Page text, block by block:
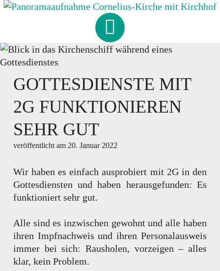
Skip
CORNELIUS
HAMBURG-FISCHBEK
GOTTESDIENSTE MIT
2G FUNKTIONIEREN
SEHR GUT
veröffentlicht am 20. Januar 2022
Wir haben es einfach ausprobiert mit 2G in den
Gottesdiensten und haben herausgefunden: Es
funktioniert sehr gut.
Alle sind es inzwischen gewohnt und alle haben
ihren Impfnachweis und ihren Personalausweis
immer bei sich: Rausholen, vorzeigen – alles
klar, kein Problem.